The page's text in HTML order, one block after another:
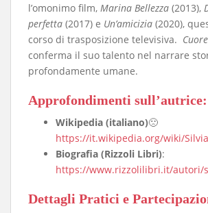
l’omonimo film, Marina Bellezza (2013),
perfetta (2017) e Un’amicizia (2020),
corso di trasposizione televisiva.
conferma il suo talento nel narrare
profondamente umane.
Approfondimenti sull’autrice:
Wikipedia (italiano)🙁
https://it.wikipedia.org/wiki/
Biografia (Rizzoli Libri):
https://www.rizzolilibri.it/autori/
​Dettagli Pratici e